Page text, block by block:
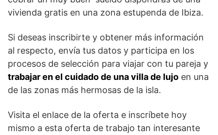
vivienda gratis en una zona estupenda de Ibiza.
Si deseas inscribirte y obtener más información
al respecto, envía tus datos y participa en los
procesos de selección para viajar con tu pareja y
trabajar en el cuidado de una villa de lujo en una
de las zonas más hermosas de la isla.
Visita el enlace de la oferta e inscríbete hoy
mismo a esta oferta de trabajo tan interesante